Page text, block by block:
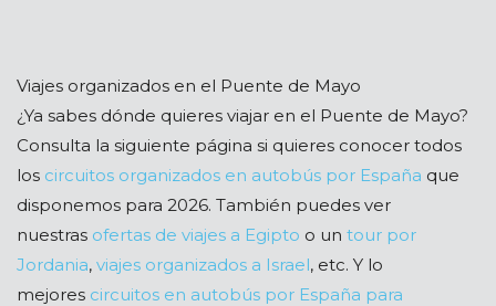
Viajes organizados en el Puente de Mayo
¿Ya sabes dónde quieres viajar en el Puente de Mayo?
Consulta la siguiente página si quieres conocer todos
los circuitos organizados en autobús por España que
disponemos para 2026. También puedes ver
nuestras ofertas de viajes a Egipto o un tour por
Jordania, viajes organizados a Israel, etc. Y lo
mejores circuitos en autobús por España para